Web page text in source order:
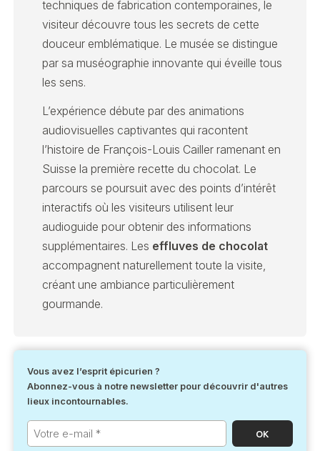
techniques de fabrication contemporaines, le
visiteur découvre tous les secrets de cette
douceur emblématique. Le musée se distingue
par sa muséographie innovante qui éveille tous
les sens.
L’expérience débute par des animations
audiovisuelles captivantes qui racontent
l’histoire de François-Louis Cailler ramenant en
Suisse la première recette du chocolat. Le
parcours se poursuit avec des points d’intérêt
interactifs où les visiteurs utilisent leur
audioguide pour obtenir des informations
supplémentaires. Les effluves de chocolat
accompagnent naturellement toute la visite,
créant une ambiance particulièrement
gourmande.
Vous avez l’esprit épicurien ?
Abonnez-vous à notre newsletter pour découvrir d'autres
lieux incontournables.
Votre
e-
mail